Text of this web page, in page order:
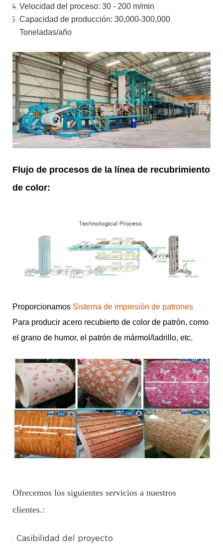
Velocidad del proceso: 30 - 200 m/min
Capacidad de producción: 30,000-300,000
Toneladas/año
Flujo de procesos de la línea de recubrimiento
de color:
Proporcionamos Sistema de impresión de patrones
Para producir acero recubierto de color de patrón, como
el grano de humor, el patrón de mármol/ladrillo, etc.
Ofrecemos los siguientes servicios a nuestros
clientes.:
· Casibilidad del proyecto